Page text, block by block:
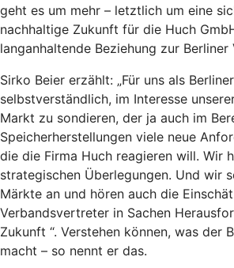
geht es um mehr – letztlich um eine
nachhaltige Zukunft für die Huch
langanhaltende Beziehung zur Berliner
Sirko Beier erzählt: „Für uns als
selbstverständlich, im Interesse
Markt zu sondieren, der ja auch im
Speicherherstellungen viele neue
die die Firma Huch reagieren will. Wir
strategischen Überlegungen. Und wir
Märkte an und hören auch die
Verbandsvertreter in Sachen
Zukunft “. Verstehen können, was der
macht – so nennt er das.